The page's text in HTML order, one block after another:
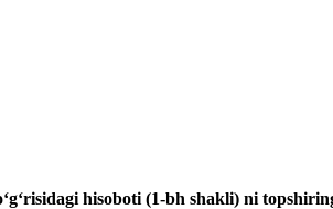
hisoboti (1-bh shakli) ni